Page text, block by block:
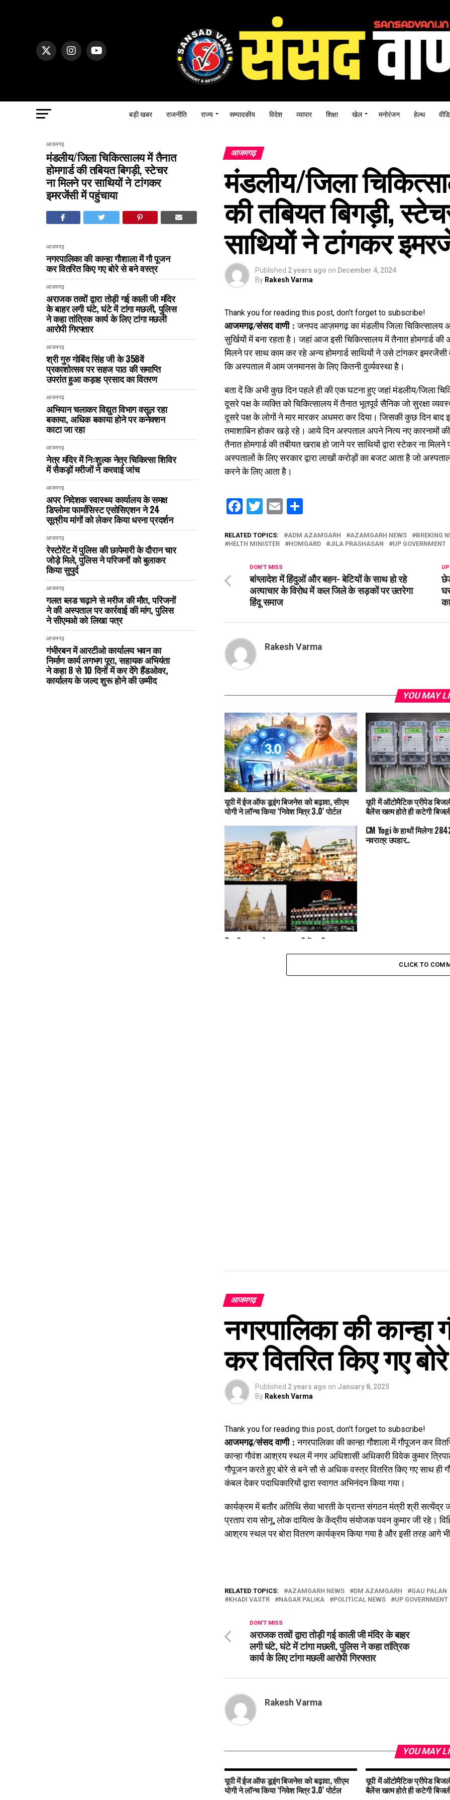
बड़ी खबर राजनीति राज्य सम्पादकीय विदेश व्यापार शिक्षा खेल मनोरंजन हेल्थ
आजमगढ़
मंडलीय/जिला चिकित्सालय में तैनात
होमगार्ड की तबियत बिगड़ी, स्टेचर
ना मिलने पर साथियों ने टांगकर
इमरजेंसी में पहुंचाया
आजमगढ़
नगरपालिका की कान्हा गौशाला में गौ पूजन
कर वितरित किए गए बोरे से बने वस्त्र
आजमगढ़
अराजक तत्वों द्वारा तोड़ी गई काली जी मंदिर
के बाहर लगी घंटे, घंटे में टांगा मछली, पुलिस
ने कहा तांत्रिक कार्य के लिए टांगा मछली
आरोपी गिरफ्तार
आजमगढ़
श्री गुरु गोबिंद सिंह जी के 358वें
प्रकाशोत्सव पर सहज पाठ की समाप्ति
उपरांत हुआ कड़ाह प्रसाद का वितरण
आजमगढ़
अभियान चलाकर विद्युत विभाग वसूल रहा
बकाया, अधिक बकाया होने पर कनेक्शन
काटा जा रहा
आजमगढ़
नेत्र मंदिर में निःशुल्क नेत्र चिकित्सा शिविर
में सैकड़ों मरीजों ने करवाई जांच
आजमगढ़
अपर निदेशक स्वास्थ्य कार्यालय के समक्ष
डिप्लोमा फार्मासिस्ट एसोसिएशन ने 24
सूत्रीय मांगों को लेकर किया धरना प्रदर्शन
आजमगढ़
रेस्टोरेंट में पुलिस की छापेमारी के दौरान चार
जोड़े मिले, पुलिस ने परिजनों को बुलाकर
किया सुपुर्द
आजमगढ़
गलत ब्लड चढ़ाने से मरीज की मौत, परिजनों
ने की अस्पताल पर कार्रवाई की मांग, पुलिस
ने सीएमओ को लिखा पत्र
आजमगढ़
गंभीरबन में आरटीओ कार्यालय भवन का
निर्माण कार्य लगभग पूरा, सहायक अभियंता
ने कहा 8 से 10 दिनों में कर देंगे हैंडओवर,
कार्यालय के जल्द शुरू होने की उम्मीद
आजमगढ़
मंडलीय/जिला
की तबियत बिगड़ी,
साथियों ने टांगकर
Published 2 years ago on December 4, 2024
By Rakesh Varma
Thank you for reading this post, don't forget to subscribe!
आजमगढ़/संसद वाणी :जनपद आज़मगढ़ का मंडलीय जिला चिकित्सालय
सुर्खियों में बना रहता है। जहां आज इसी चिकित्सालय में तैनात होमगार्ड
मिलने पर साथ काम कर रहे अन्य होमगार्ड साथियों ने उसे टांगकर
कि अस्पताल में आम जनमानस के लिए कितनी दुर्व्यवस्था है।
बता दें कि अभी कुछ दिन पहले ही की एक घटना हुए जहां मंडलीय/जिला
दूसरे पक्ष के व्यक्ति को चिकित्सालय में तैनात भूतपूर्व सैनिक जो सुरक्षा
दूसरे पक्ष के लोगों ने मार मारकर अधमरा कर दिया। जिसकी कुछ दिन बाद
तमाशाबिन होकर खड़े रहे। आये दिन अस्पताल अपने नित्य नए कारनामों
तैनात होमगार्ड की तबीयत खराब हो जाने पर साथियों द्वारा स्टेकर ना
अस्पतालों के लिए सरकार द्वारा लाखों करोड़ों का बजट आता है जो
करने के लिए आता है।
Facebook
Twitter
Email
RELATED TOPICS: ADM AZAMGARH AZAMGARH NEWS
BREKING
HELTH MINISTER
HOMGARD JILA PRASHASAN UP GOVERNMENT
DON'T MISS
बांग्लादेश में हिंदुओं और बहन- बेटियों के साथ हो रहे
अत्याचार के विरोध में कल जिले के सड़कों पर उतरेगा
हिंदू समाज
Rakesh Varma
YOU MAY
यूपी में ईज ऑफ डूइंग बिजनेस को बढ़ावा, सीएम
योगी ने लॉन्च किया ‘निवेश मित्र 3.0’ पोर्टल
यूपी में ऑटोमैटिक प्रीपेड
बैलेंस खत्म होते ही कटेगी
दिल्ली ब्लास्ट के बाद वाराणसी में कड़ी सुरक्षा:
काशी विश्वनाथ धाम से कैंट स्टेशन तक अलर्ट
CM Yogi के हाथों मिलेगा
नवरात्र उपहार..
CLICK TO
आजमगढ़
नगरपालिका की कान्हा
कर वितरित किए गए
Published 2 years ago on January 8, 2025
By Rakesh Varma
Thank you for reading this post, don't forget to subscribe!
आजमगढ़/संसद वाणी :नगरपालिका की कान्हा गौशाला में गौपूजन कर
कान्हा गौवंश आश्रय स्थल में नगर अधिशासी अधिकारी विवेक कुमार त्रिपाठी
गौपूजन करते हुए बोरे से बने सौ से अधिक वस्त्र वितरित किए गए साथ ही
कंबल देकर पदाधिकारियों द्वारा स्वागत अभिनंदन किया गया।
कार्यक्रम में बतौर अतिथि सेवा भारती के प्रान्त संगठन मंत्री श्री सत्येंद्र
प्रताप राय सोनू, लोक दायित्व के केंद्रीय संयोजक पवन कुमार जी रहे।
आश्रय स्थल पर बोरा वितरण कार्यक्रम किया गया है और इसी तरह आगे
RELATED TOPICS: AZAMGARH NEWS DM AZAMGARH
GAU PALAN
KHADI VASTR
NAGAR PALIKA POLITICAL NEWS UP GOVERNMENT
DON'T MISS
अराजक तत्वों द्वारा तोड़ी गई काली जी मंदिर के बाहर
लगी घंटे, घंटे में टांगा मछली, पुलिस ने कहा तांत्रिक
कार्य के लिए टांगा मछली आरोपी गिरफ्तार
Rakesh Varma
YOU MAY
यूपी में ईज ऑफ डूइंग बिजनेस को बढ़ावा, सीएम
योगी ने लॉन्च किया ‘निवेश मित्र 3.0’ पोर्टल
यूपी में ऑटोमैटिक प्रीपेड
बैलेंस खत्म होते ही कटेगी